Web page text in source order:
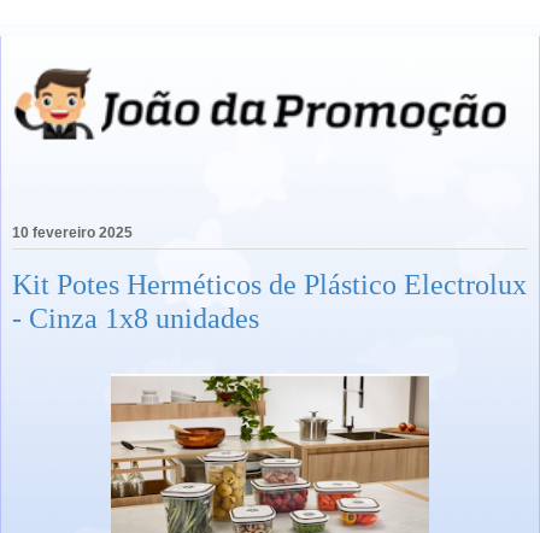
10 fevereiro 2025
Kit Potes Herméticos de Plástico Electrolux
- Cinza 1x8 unidades